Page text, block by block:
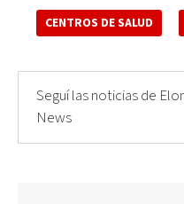
CENTROS DE SALUD
Seguí las noticias de
News